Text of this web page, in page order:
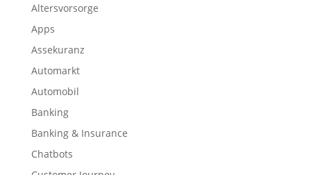
Altersvorsorge
Apps
Assekuranz
Automarkt
Automobil
Banking
Banking & Insurance
Chatbots